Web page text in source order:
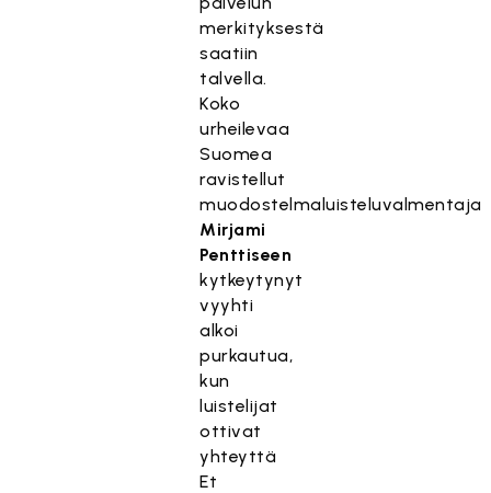
merkityksestä
saatiin
talvella.
Koko
urheilevaa
Suomea
ravistellut
muodostelmaluisteluvalmentaja
Mirjami
Penttiseen
kytkeytynyt
vyyhti
alkoi
purkautua,
kun
luistelijat
ottivat
yhteyttä
Et